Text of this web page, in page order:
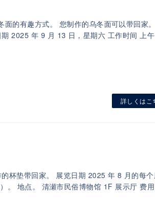
的有趣方式。 您制作的乌冬面可以带回家
2025 年 9 月 13 日，星期六 工作时间 上
詳しくはこ
杯垫带回家。 展览日期 2025 年 8 月的每
。 地点。 清瀬市民俗博物馆 1F 展示厅 费